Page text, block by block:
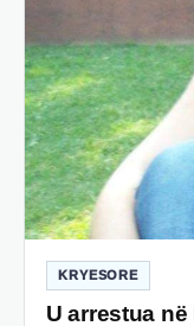
KRYESORE
U arrestua